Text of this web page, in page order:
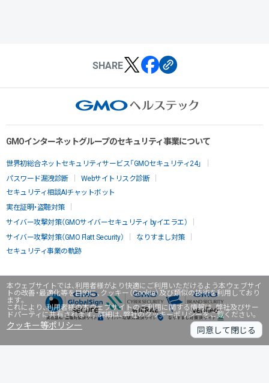
本ウェブサイトでは、利用者様がより快適にご利用いただけるよう本ウェブサイ
トの改善・最適化等を目的に、クッキー（Cookie）及び類似の技術を利用しており
ます。
これにより、利用者様の本ウェブサイトのご利用に関する情報は、弊社及びサー
ドパーティに共有されます。詳細は、弊社のクッキーポリシーをご覧ください。
クッキー等ポリシー 同意して閉じる
SHARE
GMOインターネットグループのセキュリティ事業について
世界初総合ネットセキュリティサービス「GMOセキュリティ24」
パスワード漏洩診断
Webサイトリスク診断
セキュリティ相談AIチャットボット
実在証明・盗聴対策
サイバー攻撃対策（GMOサイバーセキュリティ byイエラエ）
サイバー攻撃対策（GMO Flatt Security）
なりすまし対策
セキュリティ事業の軌跡